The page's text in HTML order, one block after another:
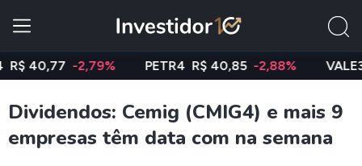
-2,79% PETR4 R$ 40,85 -2,88% VALE3 R$
Dividendos: Cemig (CMIG4) e mais 9
empresas têm data com na semana